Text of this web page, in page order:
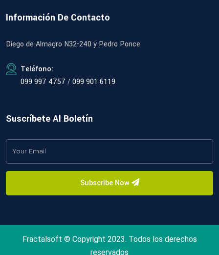
Información De Contacto
Diego de Almagro N32-240 y Pedro Ponce
Teléfono:
099 997 4757 /099 901 6119
Suscríbete Al Boletín
Subscribe Now
Fractalsoft © Copyright 2023. Todos los derechos
reservados